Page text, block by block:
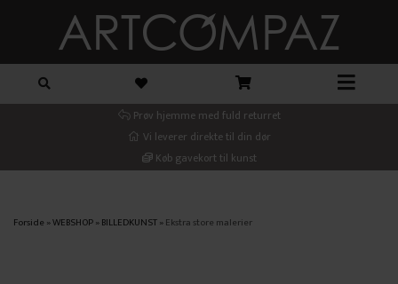
Prøv hjemme med fuld returret
Vi leverer direkte til din dør
Køb gavekort til kunst
Forside »WEBSHOP»BILLEDKUNST»Ekstra store malerier